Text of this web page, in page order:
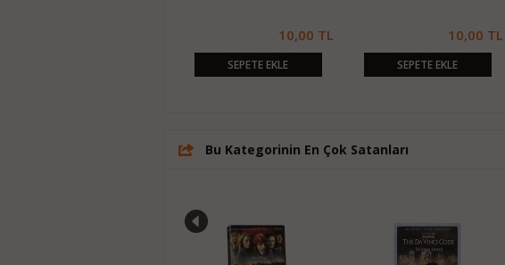
10,00 TL
SEPETE EKLE
10,00 TL
SEPETE EKLE
Bu Kategorinin En Çok Satanları